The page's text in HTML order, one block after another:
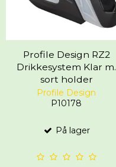
Profile Design RZ2
Drikkesystem Klar m.
sort holder
Profile Design
P10178
På lager